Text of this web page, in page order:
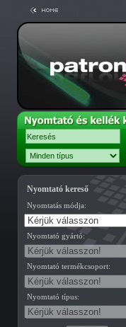
Nyomtató kereső
Nyomtatás módja:
Nyomtató gyártó:
Nyomtató termékcsoport:
Nyomtató típus: